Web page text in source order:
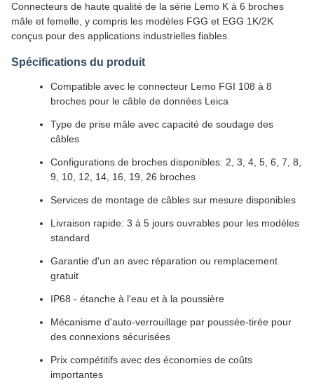
Connecteurs de haute qualité de la série Lemo K à 6 broches
mâle et femelle, y compris les modèles FGG et EGG 1K/2K
conçus pour des applications industrielles fiables.
Spécifications du produit
Compatible avec le connecteur Lemo FGI 108 à 8
broches pour le câble de données Leica
Type de prise mâle avec capacité de soudage des
câbles
Configurations de broches disponibles: 2, 3, 4, 5, 6, 7, 8,
9, 10, 12, 14, 16, 19, 26 broches
Services de montage de câbles sur mesure disponibles
Livraison rapide: 3 à 5 jours ouvrables pour les modèles
standard
Garantie d'un an avec réparation ou remplacement
gratuit
IP68 - étanche à l'eau et à la poussière
Mécanisme d'auto-verrouillage par poussée-tirée pour
des connexions sécurisées
Prix compétitifs avec des économies de coûts
importantes